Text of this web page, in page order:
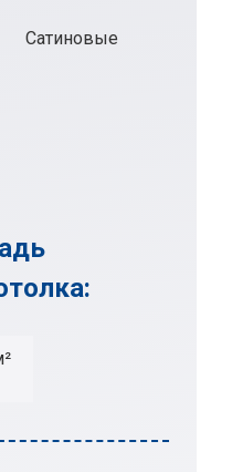
Сатиновые